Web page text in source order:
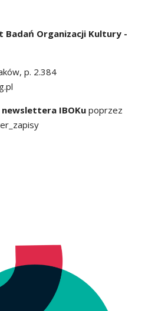
Organizacji Kultury -
p. 2.384
newslettera IBOKu poprzez